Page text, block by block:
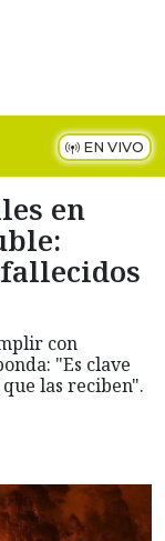
EN VIVO
en
con
"Es clave
las reciben".